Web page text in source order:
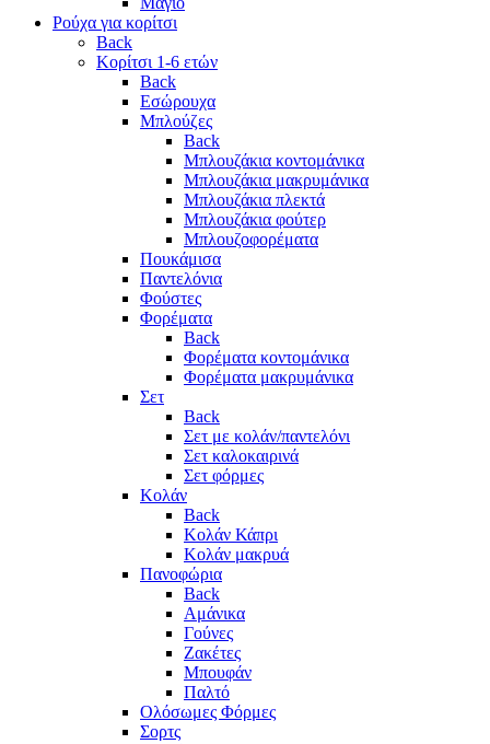
Ρούχα για κορίτσι
Back
Κορίτσι 1-6 ετών
Back
Εσώρουχα
Μπλούζες
Back
Μπλουζάκια κοντομάνικα
Μπλουζάκια μακρυμάνικα
Μπλουζάκια πλεκτά
Μπλουζάκια φούτερ
Μπλουζοφορέματα
Πουκάμισα
Παντελόνια
Φούστες
Φορέματα
Back
Φορέματα κοντομάνικα
Φορέματα μακρυμάνικα
Σετ
Back
Σετ με κολάν/παντελόνι
Σετ καλοκαιρινά
Σετ φόρμες
Κολάν
Back
Κολάν Κάπρι
Κολάν μακρυά
Πανοφώρια
Back
Αμάνικα
Γούνες
Ζακέτες
Μπουφάν
Παλτό
Ολόσωμες Φόρμες
Σορτς